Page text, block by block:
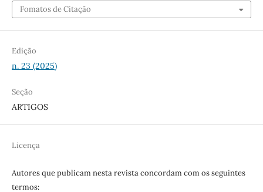
Fomatos de Citação
Edição
n. 23 (2025)
Seção
ARTIGOS
Licença
Autores que publicam nesta revista concordam com os seguintes
termos: